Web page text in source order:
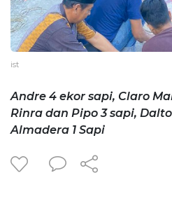
ist
Andre 4 ekor sapi, Claro
Rinra dan Pipo 3 sapi,
Almadera 1 Sapi